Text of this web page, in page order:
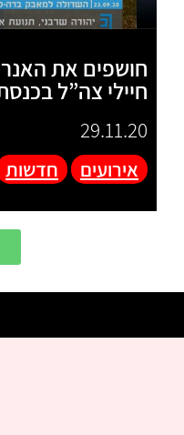
חושפים את
חיילי צה”ל
29.11.20
אירועים חדשות